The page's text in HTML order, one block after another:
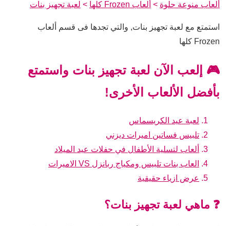
ألعاب منوعة حلوة > ألعاب Frozen كلها > لعبة تجهيز بنات
استمتع مع لعبة تجهيز بنات, والتي تجدها فى قسم ألعاب
Frozen كلها
🎮 إلعب الآن لعبة تجهيز بنات واستمتع
بأفضل الألعاب الأخرى!
لعبة عيد الكريسماس
تلبيس فساتين اميرات ديزني
ألعاب لتسلية الأطفال في حفلات عيد الميلاد
العاب بنات تلبيس ومكياج ربانزل VS الاميرات
عرض ازياء حقيقية
❓ ماهي لعبة تجهيز بنات؟